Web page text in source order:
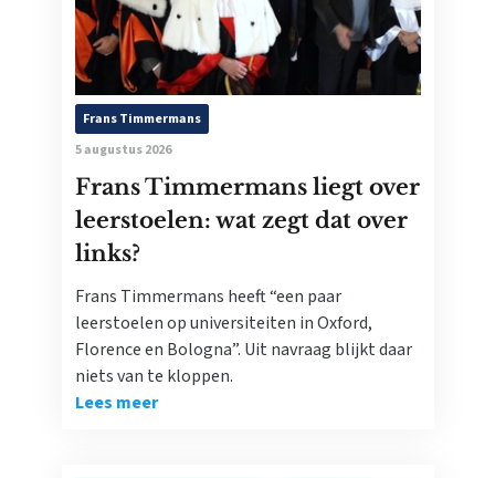
Frans Timmermans
5 augustus 2026
Frans Timmermans liegt over
leerstoelen: wat zegt dat over
links?
Frans Timmermans heeft “een paar
leerstoelen op universiteiten in Oxford,
Florence en Bologna”. Uit navraag blijkt daar
niets van te kloppen.
Lees meer